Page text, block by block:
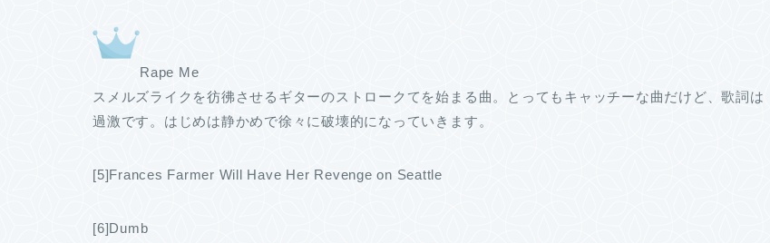
Rape Me
スメルズライクを彷彿させるギターのストロークてを始まる曲。とってもキャッチーな曲だけど、歌詞は
過激です。はじめは静かめで徐々に破壊的になっていきます。
[5]Frances Farmer Will Have Her Revenge on Seattle
[6]Dumb